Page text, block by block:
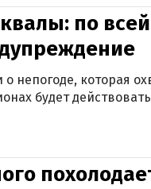
по
непогоде, которая
будет